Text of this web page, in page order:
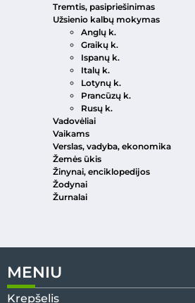
Tremtis, pasipriešinimas
Užsienio kalbų mokymas
Anglų k.
Graikų k.
Ispanų k.
Italų k.
Lotynų k.
Prancūzų k.
Rusų k.
Vadovėliai
Vaikams
Verslas, vadyba, ekonomika
Žemės ūkis
Žinynai, enciklopedijos
Žodynai
Žurnalai
MENIU
Krepšelis